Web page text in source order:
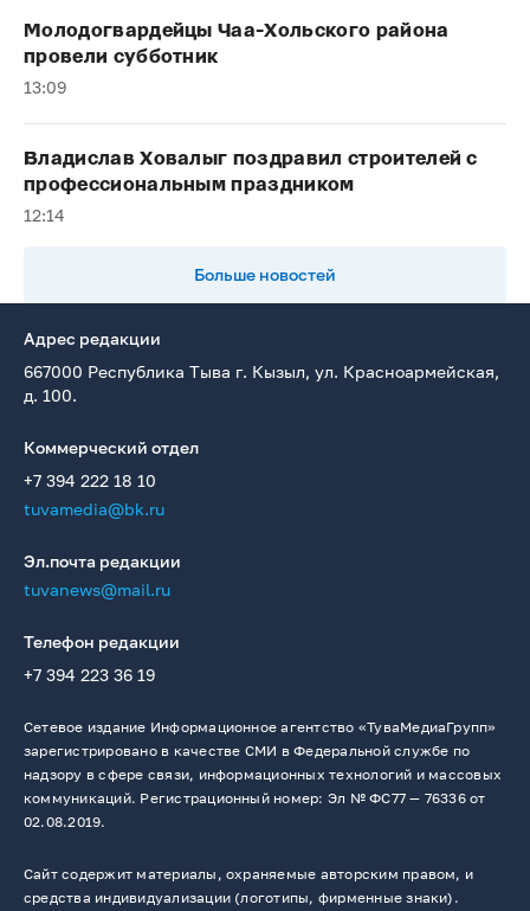
Молодогвардейцы Чаа-Хольского района
провели субботник
13:09
Владислав Ховалыг поздравил строителей с
профессиональным праздником
12:14
Больше новостей
Адрес редакции
667000 Республика Тыва г. Кызыл, ул. Красноармейская,
д. 100.
Коммерческий отдел
+7 394 222 18 10
tuvamedia@bk.ru
Эл.почта редакции
tuvanews@mail.ru
Телефон редакции
+7 394 223 36 19
Сетевое издание Информационное агентство «ТуваМедиаГрупп»
зарегистрировано в качестве СМИ в Федеральной службе по
надзору в сфере связи, информационных технологий и массовых
коммуникаций. Регистрационный номер: Эл № ФС77 — 76336 от
02.08.2019.
Сайт содержит материалы, охраняемые авторским правом, и
средства индивидуализации (логотипы, фирменные знаки).